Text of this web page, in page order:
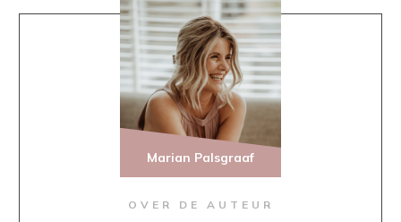
OVER DE AUTEUR
Marian Palsgraaf